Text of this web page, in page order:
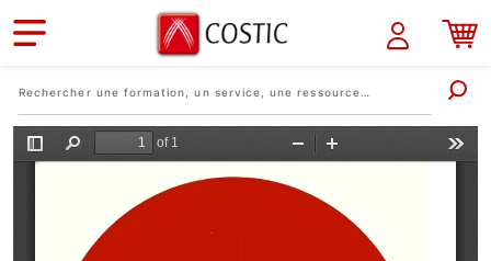
Aller au contenu principal